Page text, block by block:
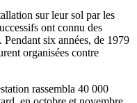
sur leur sol par les
ont connu des
six années, de 1979
organisées contre
rassembla 40 000